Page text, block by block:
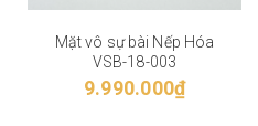
Mặt vô sự bài Nếp Hóa
VSB-18-003
9.990.000₫